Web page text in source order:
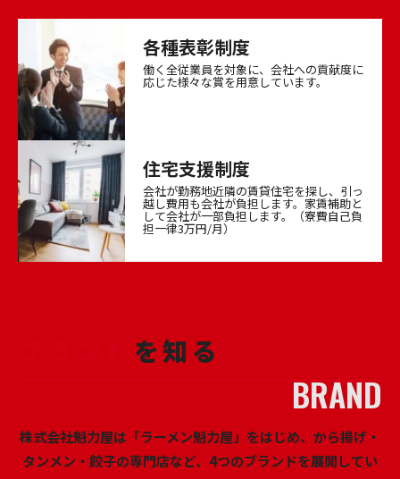
各種表彰制度
働く全従業員を対象に、会社への貢献度に
応じた様々な賞を用意しています。
住宅支援制度
会社が勤務地近隣の賃貸住宅を探し、引っ
越し費用も会社が負担します。家賃補助と
して会社が一部負担します。（寮費自己負
担一律3万円/月）
を知る
株式会社魁力屋は「ラーメン魁力屋」をはじめ、から揚げ・
タンメン・餃子の専門店など、4つのブランドを展開してい